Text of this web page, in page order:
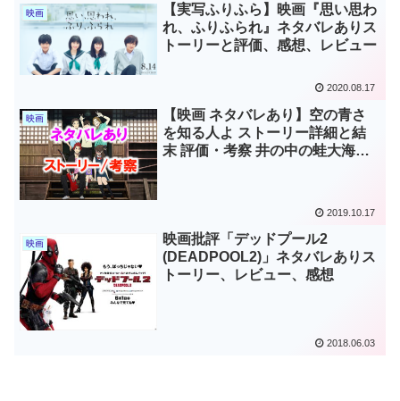
映画
【実写ふりふら】映画『思い思わ
れ、ふりふられ』ネタバレありス
トーリーと評価、感想、レビュー
2020.08.17
映画
【映画 ネタバレあり】空の青さ
を知る人よ ストーリー詳細と結
末 評価・考察 井の中の蛙大海を
2019.10.17
映画
映画批評「デッドプール2
(DEADPOOL2)」ネタバレありス
トーリー、レビュー、感想
2018.06.03